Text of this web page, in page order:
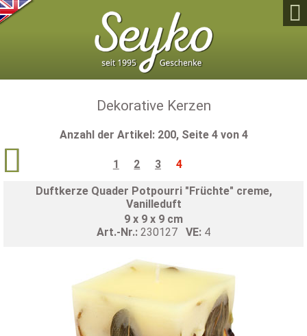

Dekorative Kerzen
Anzahl der Artikel: 200, Seite 4 von 4
1 2 3 4

Duftkerze Quader Potpourri "Früchte" creme,
Vanilleduft
9 x 9 x 9 cm
Art.-Nr.: 230127 VE: 4